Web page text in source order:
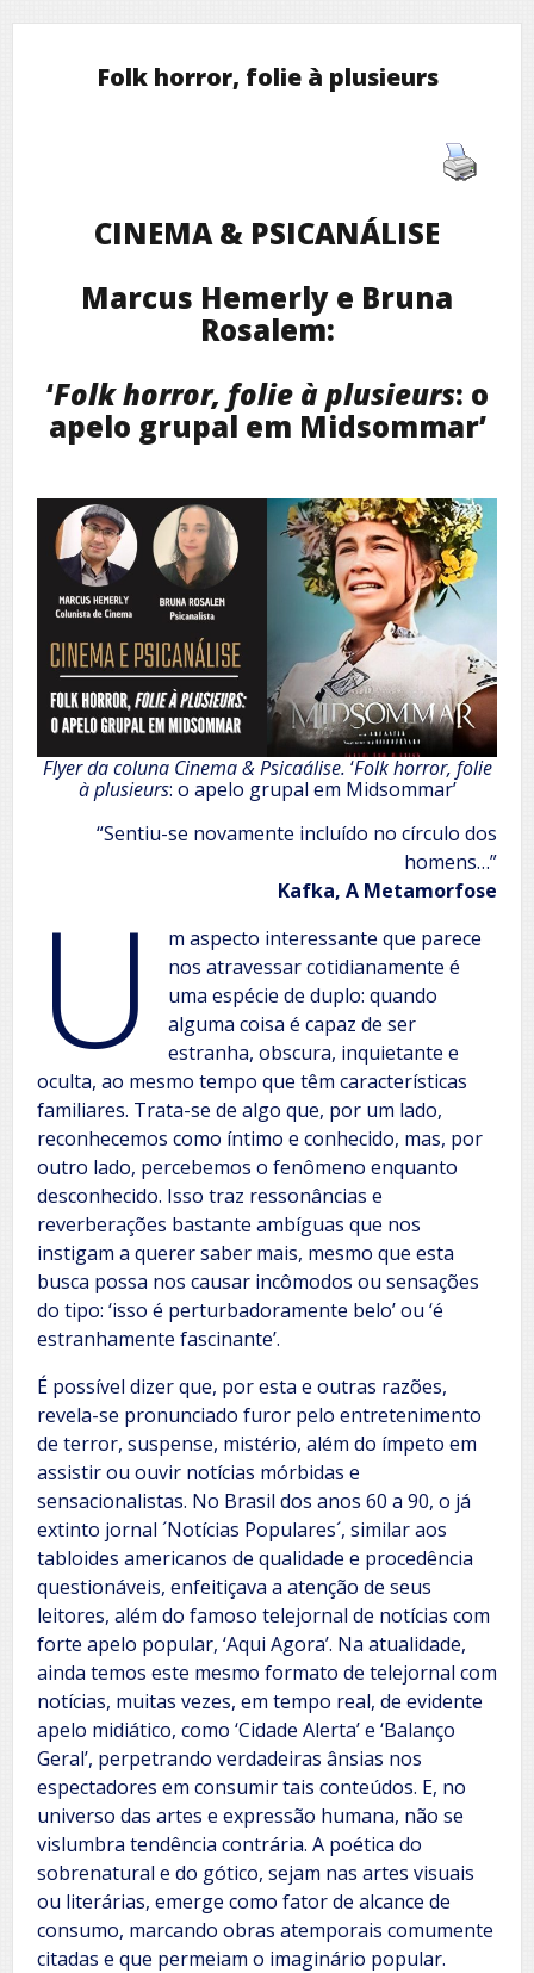
Folk horror, folie à plusieurs
CINEMA & PSICANÁLISE
Marcus Hemerly e Bruna
Rosalem:
‘Folk horror, folie à plusieurs: o
apelo grupal em Midsommar’
Flyer da coluna Cinema & Psicaálise. ‘Folk horror, folie
à plusieurs: o apelo grupal em Midsommar’
“Sentiu-se novamente incluído no círculo dos
homens…”
Kafka, A Metamorfose
U
m aspecto interessante que parece
nos atravessar cotidianamente é
uma espécie de duplo: quando
alguma coisa é capaz de ser
estranha, obscura, inquietante e
oculta, ao mesmo tempo que têm características
familiares. Trata-se de algo que, por um lado,
reconhecemos como íntimo e conhecido, mas, por
outro lado, percebemos o fenômeno enquanto
desconhecido. Isso traz ressonâncias e
reverberações bastante ambíguas que nos
instigam a querer saber mais, mesmo que esta
busca possa nos causar incômodos ou sensações
do tipo: ‘isso é perturbadoramente belo’ ou ‘é
estranhamente fascinante’.
É possível dizer que, por esta e outras razões,
revela-se pronunciado furor pelo entretenimento
de terror, suspense, mistério, além do ímpeto em
assistir ou ouvir notícias mórbidas e
sensacionalistas. No Brasil dos anos 60 a 90, o já
extinto jornal ´Notícias Populares´, similar aos
tabloides americanos de qualidade e procedência
questionáveis, enfeitiçava a atenção de seus
leitores, além do famoso telejornal de notícias com
forte apelo popular, ‘Aqui Agora’. Na atualidade,
ainda temos este mesmo formato de telejornal com
notícias, muitas vezes, em tempo real, de evidente
apelo midiático, como ‘Cidade Alerta’ e ‘Balanço
Geral’, perpetrando verdadeiras ânsias nos
espectadores em consumir tais conteúdos. E, no
universo das artes e expressão humana, não se
vislumbra tendência contrária. A poética do
sobrenatural e do gótico, sejam nas artes visuais
ou literárias, emerge como fator de alcance de
consumo, marcando obras atemporais comumente
citadas e que permeiam o imaginário popular.